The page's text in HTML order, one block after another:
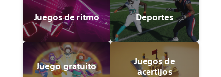
Juegos de ritmo Deportes
Juego gratuito
Juegos de
acertijos